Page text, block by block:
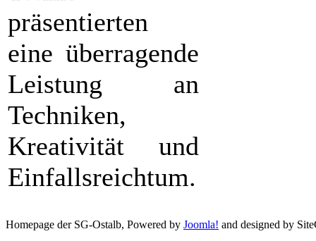
präsentierten
eine überragende
Leistung an
Techniken,
Kreativität und
Einfallsreichtum.
Homepage der SG-Ostalb, Powered by Joomla! and designed by